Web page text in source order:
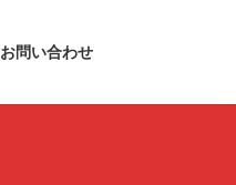
お問い合わせ